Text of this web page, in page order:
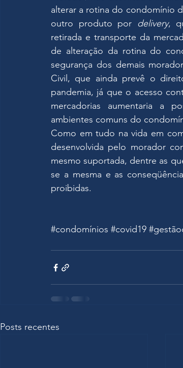
alterar a rotina do condomínio
outro produto por delivery,
retirada e transporte da
de alteração da rotina do
segurança dos demais
Civil, que ainda prevê o
pandemia, já que o acesso
mercadorias aumentaria a
ambientes comuns do
Como em tudo na vida em
desenvolvida pelo morador
mesmo suportada, dentre as
se a mesma e as
proibidas.
#condomínios #covid19
Posts recentes